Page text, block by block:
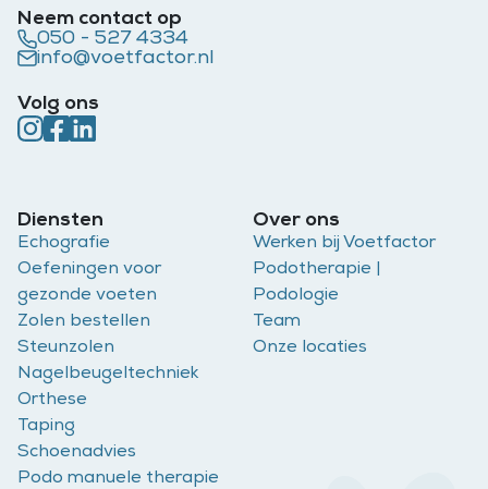
Neem contact op
050 - 527 4334
info@voetfactor.nl
Volg ons
Diensten
Echografie
Oefeningen voor
gezonde voeten
Zolen bestellen
Steunzolen
Nagelbeugeltechniek
Orthese
Taping
Schoenadvies
Podo manuele therapie
Over ons
Werken bij Voetfactor
Podotherapie |
Podologie
Team
Onze locaties